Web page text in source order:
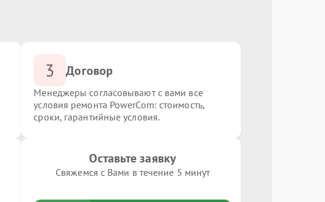
3 Договор
Менеджеры согласовывают с вами все
условия ремонта PowerCom: стоимость,
сроки, гарантийные условия.
Оставьте заявку
Свяжемся с Вами в течение 5 минут